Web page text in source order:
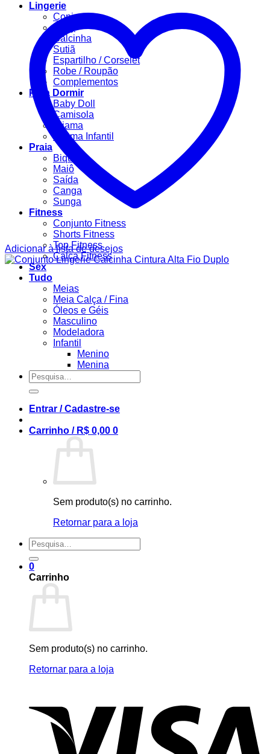
Lingerie
Conjuntos
Body
Calcinha
Sutiã
Espartilho / Corselet
Robe / Roupão
Complementos
Para Dormir
Baby Doll
Camisola
Pijama
Pijama Infantil
Praia
Biquíni
Maiô
Saída
Canga
Sunga
Fitness
Conjunto Fitness
Shorts Fitness
Top Fitness
Calça Fitness
Sex
Tudo
Meias
Meia Calça / Fina
Óleos e Géis
Masculino
Modeladora
Infantil
Menino
Menina
Pesquisar
por:
Entrar / Cadastre-se
Carrinho / R$ 0,00 0
Sem produto(s) no carrinho.
Retornar para a loja
Pesquisar
por:
0
Carrinho
Sem produto(s) no carrinho.
Retornar para a loja
Adicionar à lista de desejos